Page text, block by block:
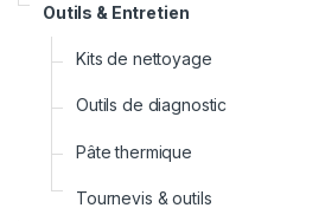
Outils & Entretien
Kits de nettoyage
Outils de diagnostic
Pâte thermique
Tournevis & outils